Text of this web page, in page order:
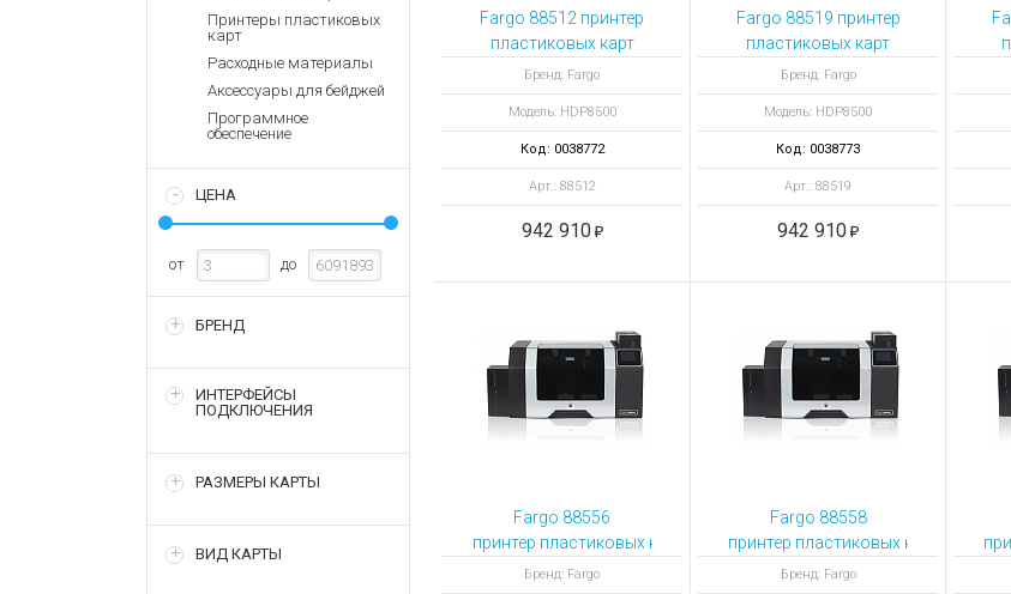
Запасные
Терминалы
оплаты
Зарядные устройства для ноутбуков
Архивные товары
Принтеры пластиковых
карт
Расходные материалы
Аксессуары для бейджей
Программное
обеспечение
ЦЕНА
от до
БРЕНД
ИНТЕРФЕЙСЫ
ПОДКЛЮЧЕНИЯ
РАЗМЕРЫ КАРТЫ
ВИД КАРТЫ
Fargo 88512 принтер
пластиковых карт
HDP8500 с
кодировкой смарт-
карт и 13.56 МГц
Бренд: Fargo
Модель: HDP8500
Код: 0038772
Арт.: 88512
942 910
Fargo 88519 принтер
пластиковых карт
HDP8500 с
кодировкой смарт-
карт и HID Prox
Бренд: Fargo
Модель: HDP8500
Код: 0038773
Арт.: 88519
942 910
Fargo 88556
принтер пластиковых карт HDP8500 с выпрямителем и Omnikey
Бренд: Fargo
Fargo 88558
принтер пластиковых карт
Бренд: Fargo